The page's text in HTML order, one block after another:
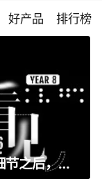
好产品 排行榜
6大品牌手机无障碍横评：深入细节之后，似乎只有苹果能挺住？｜ 看见2026